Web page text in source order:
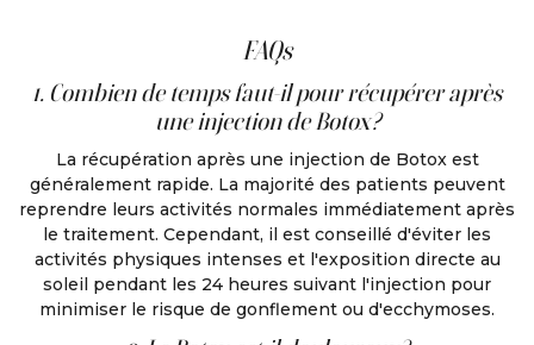
FAQs
1. Combien de temps faut-il pour récupérer après
une injection de Botox?
La récupération après une injection de Botox est
généralement rapide. La majorité des patients peuvent
reprendre leurs activités normales immédiatement après
le traitement. Cependant, il est conseillé d'éviter les
activités physiques intenses et l'exposition directe au
soleil pendant les 24 heures suivant l'injection pour
minimiser le risque de gonflement ou d'ecchymoses.